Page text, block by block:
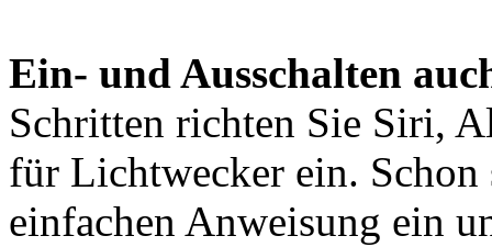
Ein- und Ausschalten
Schritten richten Sie Siri,
für Lichtwecker ein.
einfachen Anweisung ein